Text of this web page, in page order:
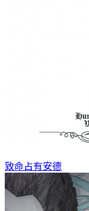
致命占有安德